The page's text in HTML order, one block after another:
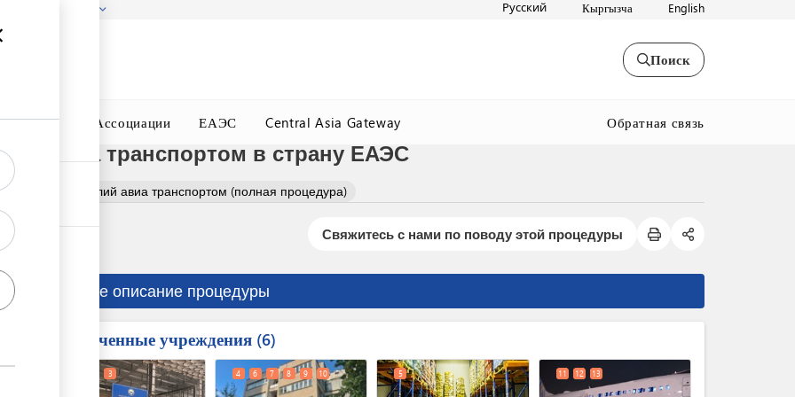
Русский Кыргызча English
Поиск
Окна Ассоциации ЕАЭС Central Asia Gateway Обратная связь
авиа транспортом в страну ЕАЭС
изделий авиа транспортом (полная процедура)
Свяжитесь с нами по поводу этой процедуры
Краткое описание процедуры
Вовлеченные учреждения 6
expand_less
3 4 6 7 8 9 10 5 11 12 13